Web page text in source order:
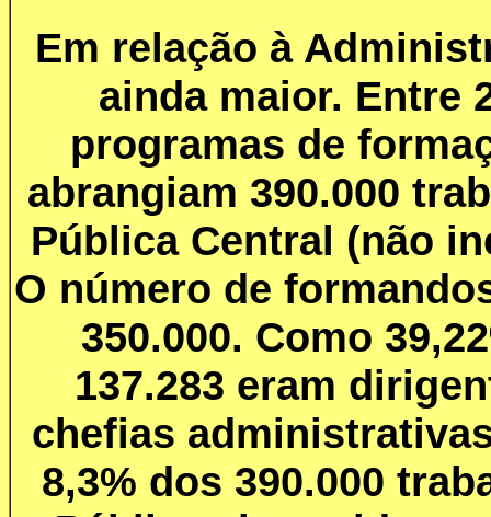
Em relação à
ainda maior. Entre
programas de
abrangiam 390.000
Pública Central (não
O número de
350.000. Como
137.283 eram
chefias
8,3% dos 390.000